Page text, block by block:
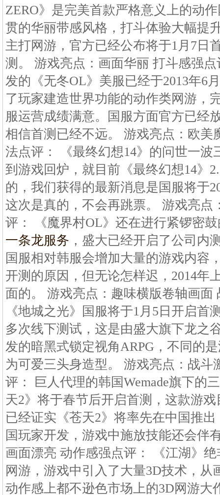
ZERO》是完美首款严格意义上的动
贯的华丽带感风格，打斗体验大幅提
主打网游，官方已经公布将于1月7日
测。 游戏亮点：画面华丽 打斗感强
发的《无冬OL》美服已经于2013年6
了玩家建造世界功能的动作类网游，
服运营成绩满意。国服方面官方已经
相信首测已经不远。 游戏亮点：欧美
法点评： 《最终幻想14》的问世一波
到游戏回炉，就目前《最终幻想14》
的，我们获得的最新消息是国服将于
这次是真的，不会再跳票。 游戏亮点
评： 《魔界村OL》还在进行紧锣密
一条龙服务 ，盛大已经开启了公司内
国服相对韩服会增加大量的游戏内容
开测的原因，但无论怎样迟，2014年
面的。 游戏亮点：趣味横版卷轴画面
《地城之光》国服将于1月5日开启首
多次线下测试，这是由盛大旗下龙之
发的暗黑式锁定视角ARPG，不同的
为可爱三头身造型。 游戏亮点：战斗
评： 巨人代理的韩国Wemade旗下的
天2》将于春节后开启首测，这款游
已经证实《苍天2》将率先在中国推
国玩家开发，游戏中施放技能还会伴
画面漂亮 动作感强点评： 《江湖》
网游，游戏中引入了大量3D技术，从
动作感上都不逊色市场上的3D网游大